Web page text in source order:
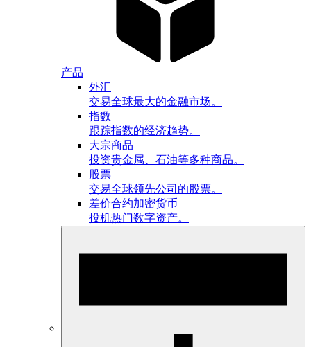
产品
外汇
交易全球最大的金融市场。
指数
跟踪指数的经济趋势。
大宗商品
投资贵金属、石油等多种商品。
股票
交易全球领先公司的股票。
差价合约加密货币
投机热门数字资产。